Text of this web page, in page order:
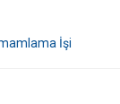
İşi